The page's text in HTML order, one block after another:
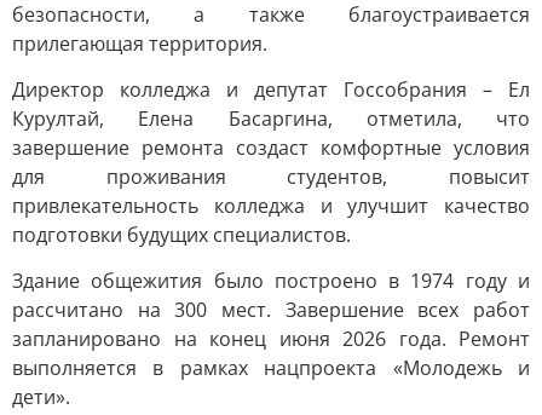
безопасности, а также благоустраивается
прилегающая территория.
Директор колледжа и депутат Госсобрания – Ел
Курултай, Елена Басаргина, отметила, что
завершение ремонта создаст комфортные условия
для проживания студентов, повысит
привлекательность колледжа и улучшит качество
подготовки будущих специалистов.
Здание общежития было построено в 1974 году и
рассчитано на 300 мест. Завершение всех работ
запланировано на конец июня 2026 года. Ремонт
выполняется в рамках нацпроекта «Молодежь и
дети».